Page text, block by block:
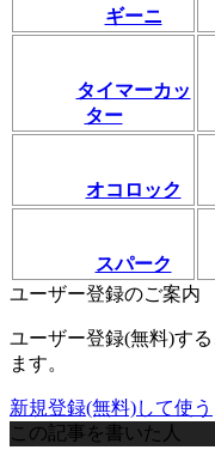
ギーニ
タイマーカッ
ター
オコロック
スパーク
ユーザー登録のご案内
ユーザー登録(無料)す
ます。
新規登録(無料)して使う
この記事を書いた人